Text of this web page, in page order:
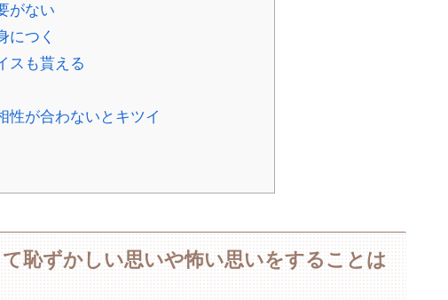
がない
つく
スも貰える
が合わないとキツイ
恥ずかしい思いや怖い思いをすることは